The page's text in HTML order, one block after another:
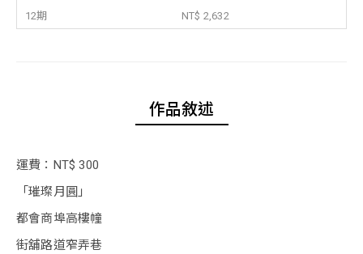
12期
NT$ 2,632
作品敘述
運費：NT$ 300
「璀璨月圓」
都會商埠高樓幢
街舖路道窄弄巷